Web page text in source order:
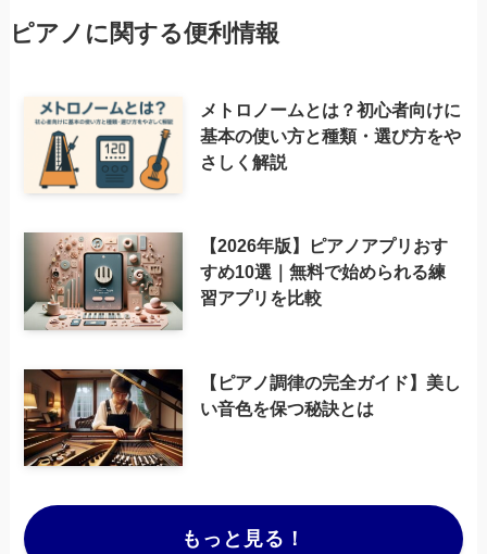
ピアノに関する便利情報
メトロノームとは？初心者向けに
基本の使い方と種類・選び方をや
さしく解説
【2026年版】ピアノアプリおす
すめ10選｜無料で始められる練
習アプリを比較
【ピアノ調律の完全ガイド】美し
い音色を保つ秘訣とは
もっと見る！